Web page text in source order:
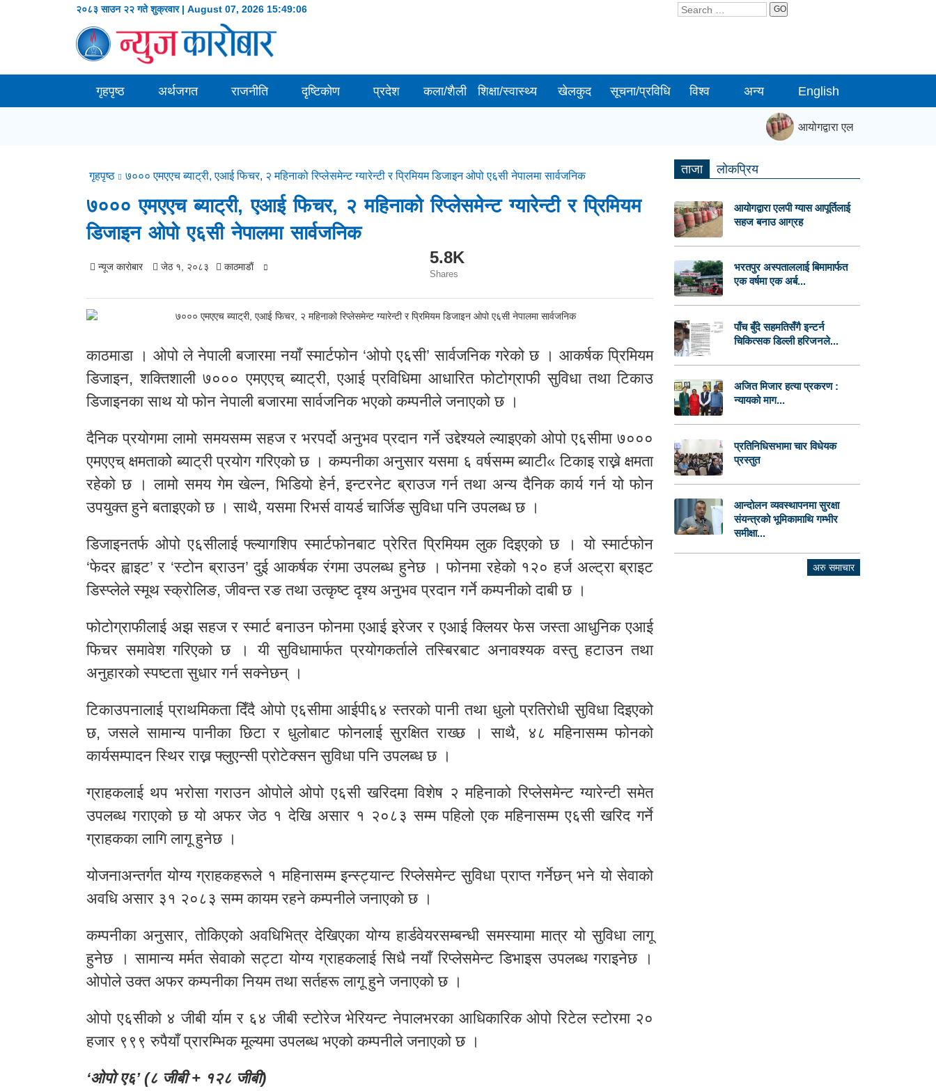
२०८३ साउन २२ गते शुक्रवार | August 07, 2026 15:49:07 GO
गृहपृष्ठ अर्थजगत राजनीति दृष्टिकोण प्रदेश कला/शैली शिक्षा/स्वास्थ्य खेलकुद सूचना/प्रविधि विश्व अन्य English
आयोगद्वारा एलपी ग्यास आपूर्तिलाई
गृहपृष्ठ ७००० एमएएच ब्याट्री, एआई फिचर, २ महिनाको रिप्लेसमेन्ट ग्यारेन्टी र प्रिमियम डिजाइन ओपो ए६सी नेपालमा सार्वजनिक
७००० एमएएच ब्याट्री, एआई फिचर, २ महिनाको रिप्लेसमेन्ट ग्यारेन्टी र प्रिमियम
डिजाइन ओपो ए६सी नेपालमा सार्वजनिक
न्यूज काराेबार जेठ १, २०८३ काठमाडाैं 5.8K
Shares
काठमाडा । ओपो ले नेपाली बजारमा नयाँ स्मार्टफोन ‘ओपो ए६सी’ सार्वजनिक गरेको छ । आकर्षक प्रिमियम
डिजाइन, शक्तिशाली ७००० एमएएच् ब्याट्री, एआई प्रविधिमा आधारित फोटोग्राफी सुविधा तथा टिकाउ
डिजाइनका साथ यो फोन नेपाली बजारमा सार्वजनिक भएको कम्पनीले जनाएको छ ।
दैनिक प्रयोगमा लामो समयसम्म सहज र भरपर्दो अनुभव प्रदान गर्ने उद्देश्यले ल्याइएको ओपो ए६सीमा ७०००
एमएएच् क्षमताकोे ब्याट्री प्रयोग गरिएको छ । कम्पनीका अनुसार यसमा ६ वर्षसम्म ब्याटी« टिकाइ राख्ने क्षमता
रहेको छ । लामो समय गेम खेल्न, भिडियो हेर्न, इन्टरनेट ब्राउज गर्न तथा अन्य दैनिक कार्य गर्न यो फोन
उपयुक्त हुने बताइएको छ । साथै, यसमा रिभर्स वायर्ड चार्जिङ सुविधा पनि उपलब्ध छ ।
डिजाइनतर्फ ओपो ए६सीलाई फ्ल्यागशिप स्मार्टफोनबाट प्रेरित प्रिमियम लुक दिइएको छ । यो स्मार्टफोन
‘फेदर ह्वाइट’ र ‘स्टोन ब्राउन’ दुई आकर्षक रंगमा उपलब्ध हुनेछ । फोनमा रहेको १२० हर्ज अल्ट्रा ब्राइट
डिस्प्लेले स्मूथ स्क्रोलिङ, जीवन्त रङ तथा उत्कृष्ट दृश्य अनुभव प्रदान गर्ने कम्पनीको दाबी छ ।
फोटोग्राफीलाई अझ सहज र स्मार्ट बनाउन फोनमा एआई इरेजर र एआई क्लियर फेस जस्ता आधुनिक एआई
फिचर समावेश गरिएको छ । यी सुविधामार्फत प्रयोगकर्ताले तस्बिरबाट अनावश्यक वस्तु हटाउन तथा
अनुहारको स्पष्टता सुधार गर्न सक्नेछन् ।
टिकाउपनालाई प्राथमिकता दिँदै ओपो ए६सीमा आईपी६४ स्तरको पानी तथा धुलो प्रतिरोधी सुविधा दिइएको
छ, जसले सामान्य पानीका छिटा र धुलोबाट फोनलाई सुरक्षित राख्छ । साथै, ४८ महिनासम्म फोनको
कार्यसम्पादन स्थिर राख्न फ्लुएन्सी प्रोटेक्सन सुविधा पनि उपलब्ध छ ।
ग्राहकलाई थप भरोसा गराउन ओपोले ओपो ए६सी खरिदमा विशेष २ महिनाको रिप्लेसमेन्ट ग्यारेन्टी समेत
उपलब्ध गराएको छ यो अफर जेठ १ देखि असार १ २०८३ सम्म पहिलो एक महिनासम्म ए६सी खरिद गर्ने
ग्राहकका लागि लागू हुनेछ ।
योजनाअन्तर्गत योग्य ग्राहकहरूले १ महिनासम्म इन्स्ट्यान्ट रिप्लेसमेन्ट सुविधा प्राप्त गर्नेछन् भने यो सेवाको
अवधि असार ३१ २०८३ सम्म कायम रहने कम्पनीले जनाएको छ ।
कम्पनीका अनुसार, तोकिएको अवधिभित्र देखिएका योग्य हार्डवेयरसम्बन्धी समस्यामा मात्र यो सुविधा लागू
हुनेछ । सामान्य मर्मत सेवाको सट्टा योग्य ग्राहकलाई सिधै नयाँ रिप्लेसमेन्ट डिभाइस उपलब्ध गराइनेछ ।
ओपोले उक्त अफर कम्पनीका नियम तथा सर्तहरू लागू हुने जनाएको छ ।
ओपो ए६सीको ४ जीबी र्याम र ६४ जीबी स्टोरेज भेरियन्ट नेपालभरका आधिकारिक ओपो रिटेल स्टोरमा २०
हजार ९९९ रुपैयाँ प्रारम्भिक मूल्यमा उपलब्ध भएको कम्पनीले जनाएको छ ।
‘ओपो ए६’ (८ जीबी + १२८ जीबी)
ताजा लाेकप्रिय
आयोगद्वारा एलपी ग्यास आपूर्तिलाई
सहज बनाउ आग्रह
भरतपुर अस्पताललाई बिमामार्फत
एक वर्षमा एक अर्ब...
पाँच बुँदे सहमतिसँगै इन्टर्न
चिकित्सक डिल्ली हरिजनले...
अजित मिजार हत्या प्रकरण :
न्यायको माग...
प्रतिनिधिसभामा चार विधेयक
प्रस्तुत
आन्दोलन व्यवस्थापनमा सुरक्षा
संयन्त्रको भूमिकामाथि गम्भीर
समीक्षा...
अरु समाचार